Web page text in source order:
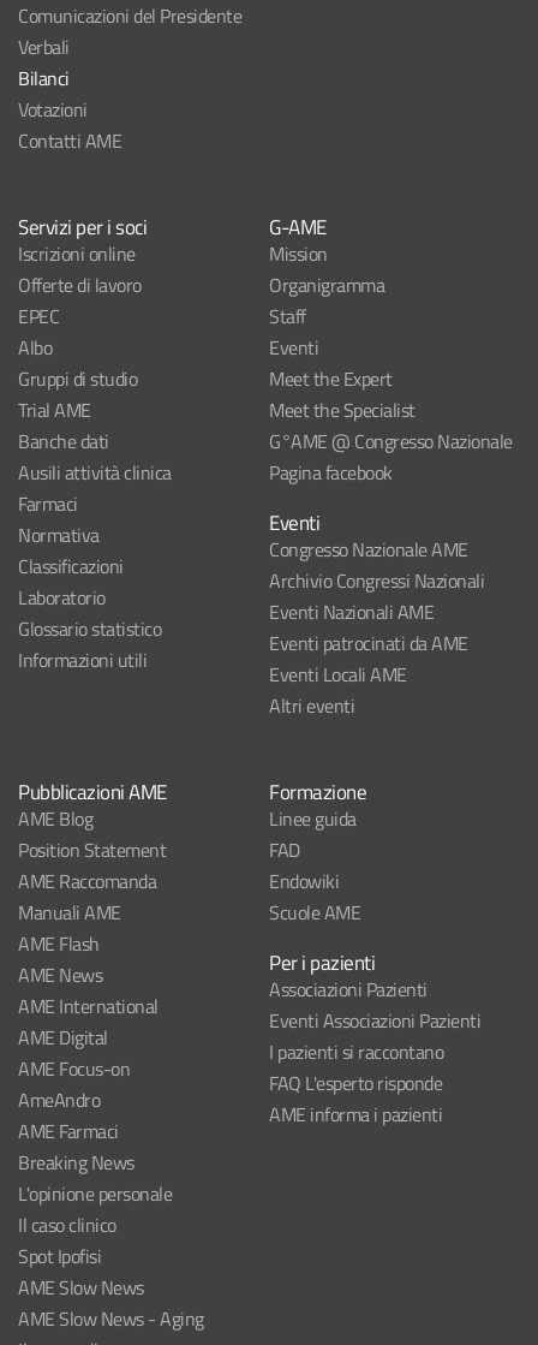
Comunicazioni del Presidente
Verbali
Bilanci
Votazioni
Contatti AME
Servizi per i soci
Iscrizioni online
Offerte di lavoro
EPEC
Albo
Gruppi di studio
Trial AME
Banche dati
Ausili attività clinica
Farmaci
Normativa
Classificazioni
Laboratorio
Glossario statistico
Informazioni utili
G-AME
Mission
Organigramma
Staff
Eventi
Meet the Expert
Meet the Specialist
G°AME @ Congresso Nazionale
Pagina facebook
Eventi
Congresso Nazionale AME
Archivio Congressi Nazionali
Eventi Nazionali AME
Eventi patrocinati da AME
Eventi Locali AME
Altri eventi
Pubblicazioni AME
AME Blog
Position Statement
AME Raccomanda
Manuali AME
AME Flash
AME News
AME International
AME Digital
AME Focus-on
AmeAndro
AME Farmaci
Breaking News
L'opinione personale
Il caso clinico
Spot Ipofisi
AME Slow News
AME Slow News - Aging
Formazione
Linee guida
FAD
Endowiki
Scuole AME
Per i pazienti
Associazioni Pazienti
Eventi Associazioni Pazienti
I pazienti si raccontano
FAQ L'esperto risponde
AME informa i pazienti